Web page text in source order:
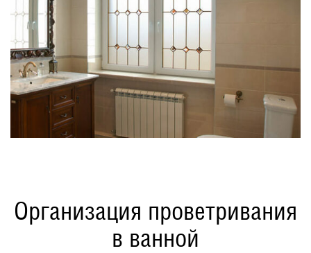
Организация проветривания
в ванной